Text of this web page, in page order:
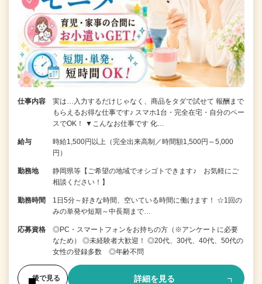
仕事内容
実は…入力するだけじゃなく、商品をタダで試せて 報酬まで
もらえるお得な仕事です♪ スマホ1台・完全在宅・自分のペー
スでOK！ ▼こんなお仕事です 化…
給与
時給1,500円以上（完全出来高制／時間額1,500円～5,000
円）
勤務地
静岡県等【ご希望の地域でオシゴトできます♪ お気軽にご
相談ください！】
勤務時間
1日5分～好きな時間、空いている時間に働けます！ ☆1回の
みの単発や短期～中長期まで…
応募資格
◎PC・スマートフォンをお持ちの方（※アンケートに必要
なため） ◎未経験者大歓迎！ ◎20代、30代、40代、50代の
女性の登録多数 ◎年齢不問
後で見る 詳細を見る